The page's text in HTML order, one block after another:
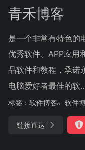
青禾博客
是一个非常有特色的
优秀软件、APP应用
品软件和教程，承诺
电脑爱好者最佳的软...
标签： 软件博客 软件
链接直达